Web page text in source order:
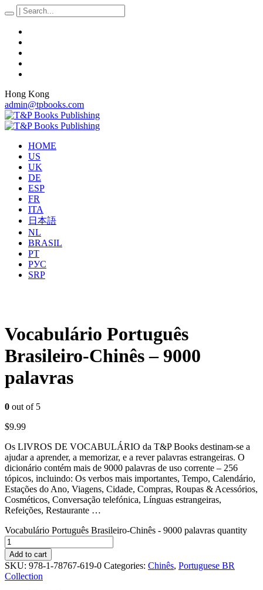
Hong Kong
admin@tpbooks.com
HOME
US
UK
DE
ESP
FR
ITA
日本語
NL
BRASIL
PT
РУС
SRP
Vocabulário Português
Brasileiro-Chinês – 9000
palavras
0 out of 5
$9.99
Os LIVROS DE VOCABULÁRIO da T&P Books destinam-se a
ajudar a aprender, a memorizar, e a rever palavras estrangeiras. O
dicionário contém mais de 9000 palavras de uso corrente – 256
tópicos, incluindo: Os verbos mais importantes, Tempo, Calendário,
Estações do Ano, Viagens, Cidade, Compras, Roupas & Acessórios,
Cosméticos, Conversação telefónica, Línguas estrangeiras,
Refeições, Restaurante …
Vocabulário Português Brasileiro-Chinês - 9000 palavras quantity
Add to cart
SKU: 978-1-78767-619-0 Categories: Chinês, Portuguese BR
Collection